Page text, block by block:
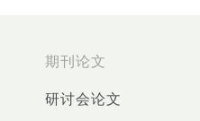
期刊论文
研讨会论文